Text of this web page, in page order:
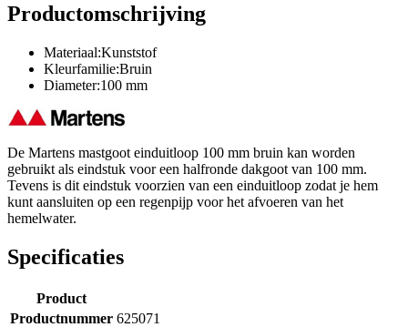
Productomschrijving
Materiaal:Kunststof
Kleurfamilie:Bruin
Diameter:100 mm
De Martens mastgoot einduitloop 100 mm bruin kan worden
gebruikt als eindstuk voor een halfronde dakgoot van 100 mm.
Tevens is dit eindstuk voorzien van een einduitloop zodat je hem
kunt aansluiten op een regenpijp voor het afvoeren van het
hemelwater.
Specificaties
Product
Productnummer 625071